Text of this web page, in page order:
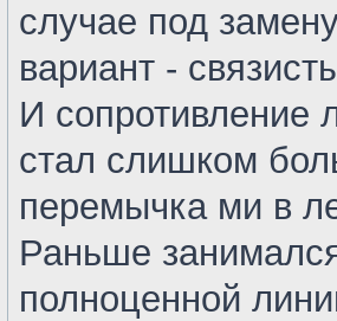
случае под
вариант -
И сопротивление
стал слишком
перемычка ми в
Раньше
полноценной